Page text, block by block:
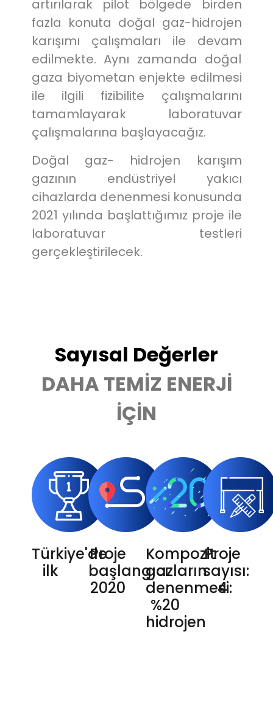
artırılarak pilot bölgede birden
fazla konuta doğal gaz-hidrojen
karışımı çalışmaları ile devam
edilmekte. Aynı zamanda doğal
gaza biyometan enjekte edilmesi
ile ilgili fizibilite çalışmalarını
tamamlayarak laboratuvar
çalışmalarına başlayacağız.
Doğal gaz- hidrojen karışım
gazının endüstriyel yakıcı
cihazlarda denenmesi konusunda
2021 yılında başlattığımız proje ile
laboratuvar testleri
gerçekleştirilecek.
Sayısal Değerler
DAHA TEMİZ ENERJİ
İÇİN
Türkiye'de
ilk
Proje
başlangıcı
2020
Kompozit
gazların
denenmesi:
%20
hidrojen
Proje
sayısı:
4